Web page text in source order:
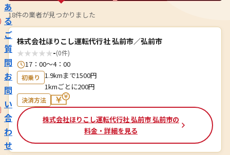
あ
る
ご
質
問
お
問
い
合
わ
せ
18件の業者が見つかりました
株式会社ほりこし運転代行社 弘前市／弘前市
★★★★★-(0件)
17：00～4：00
初乗り
1.9kmまで1500円
1kmごとに200円
決済方法
株式会社ほりこし運転代行社 弘前市 弘前市の
料金・詳細を見る